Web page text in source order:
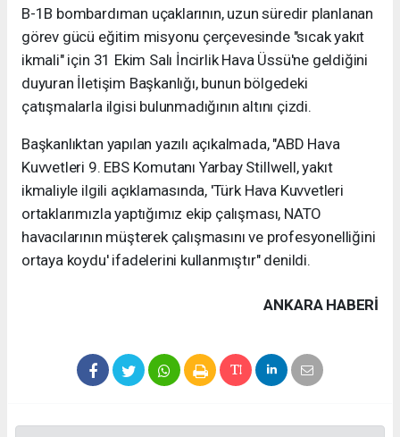
B-1B bombardıman uçaklarının, uzun süredir planlanan
görev gücü eğitim misyonu çerçevesinde "sıcak yakıt
ikmali" için 31 Ekim Salı İncirlik Hava Üssü'ne geldiğini
duyuran İletişim Başkanlığı, bunun bölgedeki
çatışmalarla ilgisi bulunmadığının altını çizdi.
Başkanlıktan yapılan yazılı açıkalmada, "ABD Hava
Kuvvetleri 9. EBS Komutanı Yarbay Stillwell, yakıt
ikmaliyle ilgili açıklamasında, 'Türk Hava Kuvvetleri
ortaklarımızla yaptığımız ekip çalışması, NATO
havacılarının müşterek çalışmasını ve profesyonelliğini
ortaya koydu' ifadelerini kullanmıştır" denildi.
ANKARA HABERİ